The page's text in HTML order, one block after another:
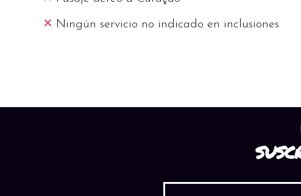
Ningún servicio no indicado en inclusiones